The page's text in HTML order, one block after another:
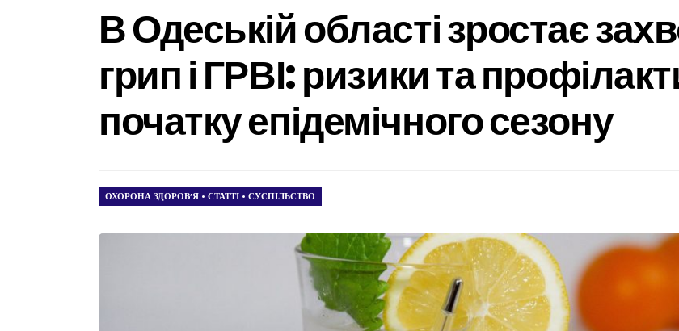
В Одеській області зростає
грип і ГРВІ: ризики та
початку епідемічного сезону
ОХОРОНА ЗДОРОВ’Я • СТАТТІ • СУСПІЛЬСТВО